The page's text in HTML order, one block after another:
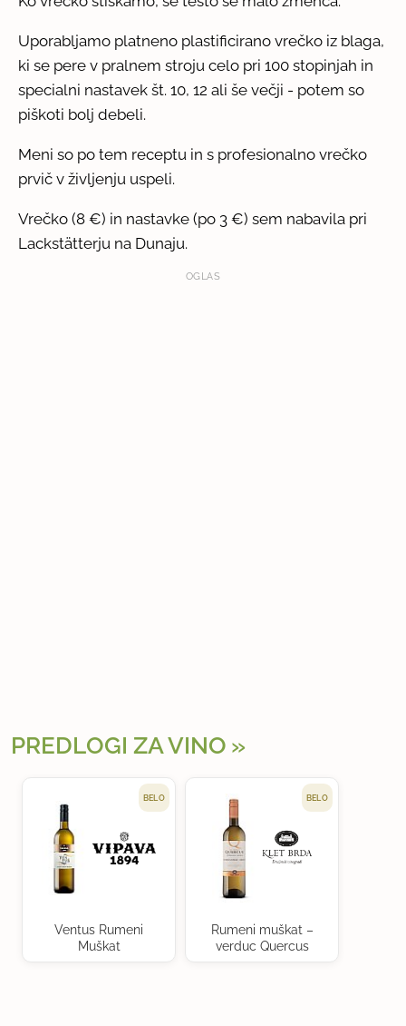
Uporabljamo platneno plastificirano vrečko iz blaga,
ki se pere v pralnem stroju celo pri 100 stopinjah in
specialni nastavek št. 10, 12 ali še večji - potem so
piškoti bolj debeli.
Meni so po tem receptu in s profesionalno vrečko
prvič v življenju uspeli.
Vrečko (8 €) in nastavke (po 3 €) sem nabavila pri
Lackstätterju na Dunaju.
OGLAS
PREDLOGI ZA VINO
BELO
Ventus Rumeni
Muškat
BELO
Rumeni muškat –
verduc Quercus